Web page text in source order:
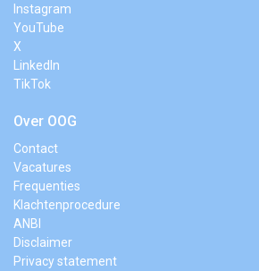
Instagram
YouTube
X
LinkedIn
TikTok
Over OOG
Contact
Vacatures
Frequenties
Klachtenprocedure
ANBI
Disclaimer
Privacy statement